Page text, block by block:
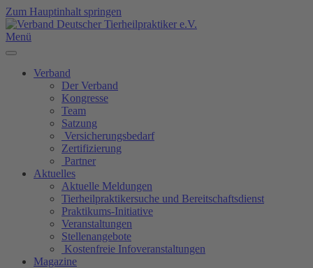
Zum Hauptinhalt springen
Menü
Verband
Der Verband
Kongresse
Team
Satzung
Versicherungsbedarf
Zertifizierung
Partner
Aktuelles
Aktuelle Meldungen
Tierheilpraktikersuche und Bereitschaftsdienst
Praktikums-Initiative
Veranstaltungen
Stellenangebote
Kostenfreie Infoveranstaltungen
Magazine